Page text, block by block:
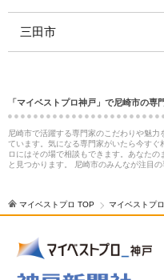
三田市
「マイベストプロ神戸」で尼崎市の専
尼崎市で活躍する専門家のこだわりや魅
ています。気になる専門家がいたら今す
ロにはその場で相談もできます。あなた
と見つかります。 尼崎市のみんなが注目
マイベストプロ TOP マイベストプ